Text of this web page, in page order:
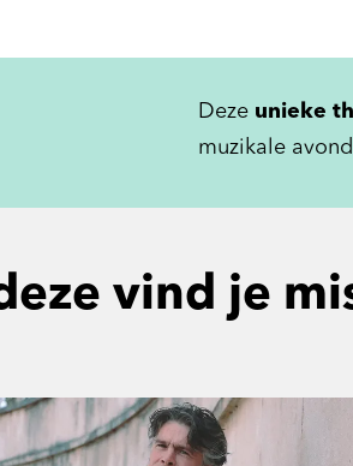
Deze unieke
muzikale
vind je